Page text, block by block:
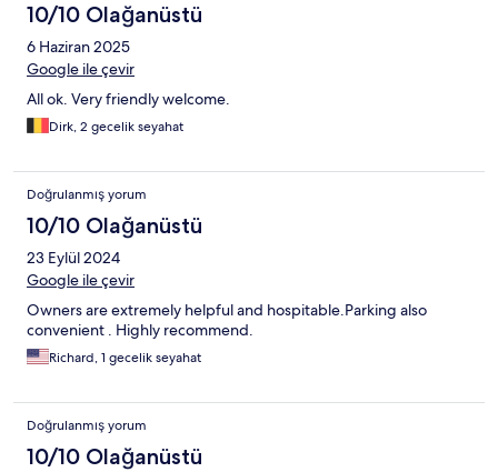
10/10 Olağanüstü
6 Haziran 2025
Google ile çevir
All ok. Very friendly welcome.
Dirk, 2 gecelik seyahat
Doğrulanmış yorum
10/10 Olağanüstü
23 Eylül 2024
Google ile çevir
Owners are extremely helpful and hospitable.Parking also
convenient . Highly recommend.
Richard, 1 gecelik seyahat
Doğrulanmış yorum
10/10 Olağanüstü